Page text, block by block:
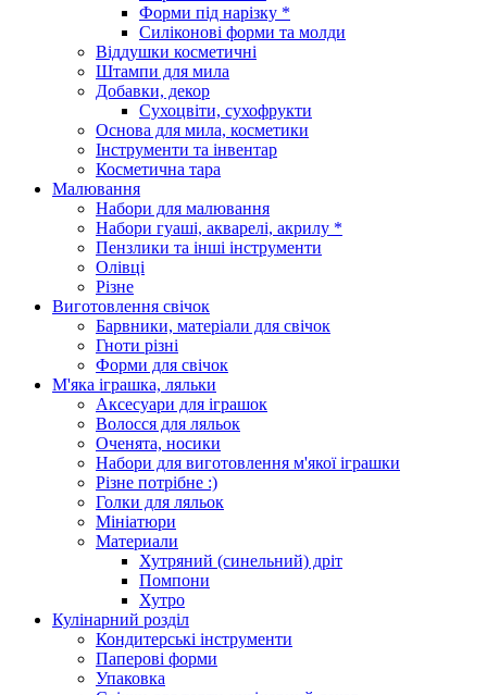
Форми під нарізку *
Силіконові форми та молди
Віддушки косметичні
Штампи для мила
Добавки, декор
Сухоцвіти, сухофрукти
Основа для мила, косметики
Інструменти та інвентар
Косметична тара
Малювання
Набори для малювання
Набори гуаші, акварелі, акрилу *
Пензлики та інші інструменти
Олівці
Різне
Виготовлення свічок
Барвники, матеріали для свічок
Гноти різні
Форми для свічок
М'яка іграшка, ляльки
Аксесуари для іграшок
Волосся для ляльок
Оченята, носики
Набори для виготовлення м'якої іграшки
Різне потрібне :)
Голки для ляльок
Мініатюри
Материали
Хутряний (синельний) дріт
Помпони
Хутро
Кулінарний розділ
Кондитерські інструменти
Паперові форми
Упаковка